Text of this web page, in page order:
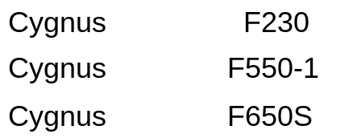
Cygnus F230
Cygnus F550-1
Cygnus F650S